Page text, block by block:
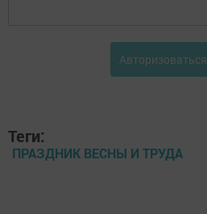
Авторизоваться
Теги:
ПРАЗДНИК ВЕСНЫ И ТРУДА